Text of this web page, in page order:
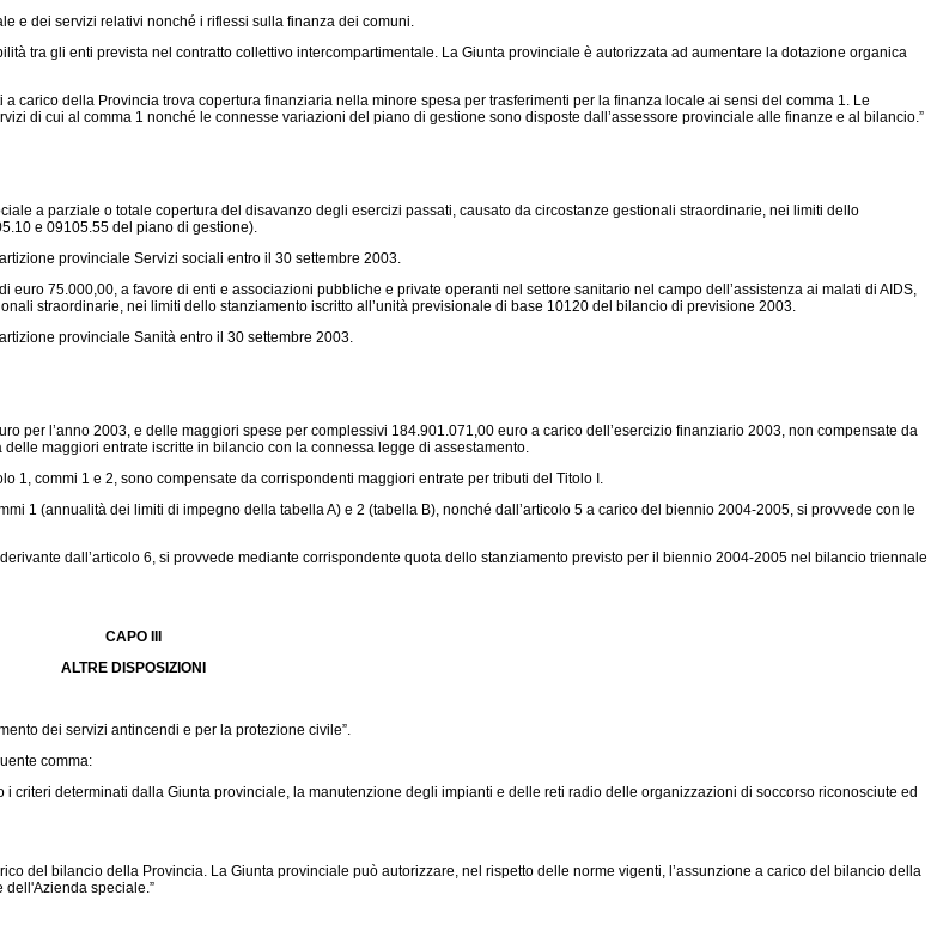
e dei servizi relativi nonché i riflessi sulla finanza dei comuni.
tra gli enti prevista nel contratto collettivo intercompartimentale. La Giunta provinciale è autorizzata ad aumentare la dotazione organica
della Provincia trova copertura finanziaria nella minore spesa per trasferimenti per la finanza locale ai sensi del comma 1. Le
di cui al comma 1 nonché le connesse variazioni del piano di gestione sono disposte dall’assessore provinciale alle finanze e al bilancio.”
a parziale o totale copertura del disavanzo degli esercizi passati, causato da circostanze gestionali straordinarie, nei limiti dello
e 09105.55 del piano di gestione).
provinciale Servizi sociali entro il 30 settembre 2003.
75.000,00, a favore di enti e associazioni pubbliche e private operanti nel settore sanitario nel campo dell’assistenza ai malati di AIDS,
straordinarie, nei limiti dello stanziamento iscritto all’unità previsionale di base 10120 del bilancio di previsione 2003.
provinciale Sanità entro il 30 settembre 2003.
per l’anno 2003, e delle maggiori spese per complessivi 184.901.071,00 euro a carico dell’esercizio finanziario 2003, non compensate da
maggiori entrate iscritte in bilancio con la connessa legge di assestamento.
commi 1 e 2, sono compensate da corrispondenti maggiori entrate per tributi del Titolo I.
1 (annualità dei limiti di impegno della tabella A) e 2 (tabella B), nonché dall’articolo 5 a carico del biennio 2004-2005, si provvede con le
dall’articolo 6, si provvede mediante corrispondente quota dello stanziamento previsto per il biennio 2004-2005 nel bilancio triennale
CAPO III
ALTRE DISPOSIZIONI
dei servizi antincendi e per la protezione civile”.
comma:
determinati dalla Giunta provinciale, la manutenzione degli impianti e delle reti radio delle organizzazioni di soccorso riconosciute ed
del bilancio della Provincia. La Giunta provinciale può autorizzare, nel rispetto delle norme vigenti, l’assunzione a carico del bilancio della
dell'Azienda speciale.”